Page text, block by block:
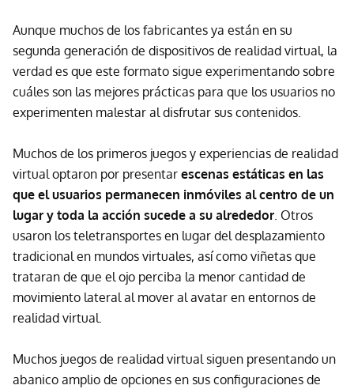
Aunque muchos de los fabricantes ya están en su
segunda generación de dispositivos de realidad virtual, la
verdad es que este formato sigue experimentando sobre
cuáles son las mejores prácticas para que los usuarios no
experimenten malestar al disfrutar sus contenidos.
Muchos de los primeros juegos y experiencias de realidad
virtual optaron por presentar escenas estáticas en las
que el usuarios permanecen inmóviles al centro de un
lugar y toda la acción sucede a su alrededor. Otros
usaron los teletransportes en lugar del desplazamiento
tradicional en mundos virtuales, así como viñetas que
trataran de que el ojo perciba la menor cantidad de
movimiento lateral al mover al avatar en entornos de
realidad virtual.
Muchos juegos de realidad virtual siguen presentando un
abanico amplio de opciones en sus configuraciones de